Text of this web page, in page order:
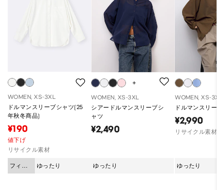
WOMEN, XS-3XL
ドルマンスリーブシャツ(25
年秋冬商品)
¥190
値下げ
リサイクル素材
フィッ
ト
ゆったり
WOMEN, XS-3XL
シアードルマンスリーブシ
ャツ
¥2,490
ゆったり
WOMEN, XS-
ドルマンスリ
¥2,990
リサイクル素材
ゆったり